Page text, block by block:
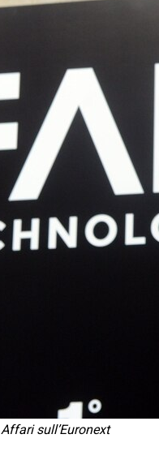
sull’Euronext